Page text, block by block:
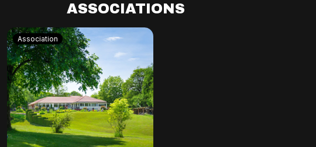
ASSOCIATIONS
Association